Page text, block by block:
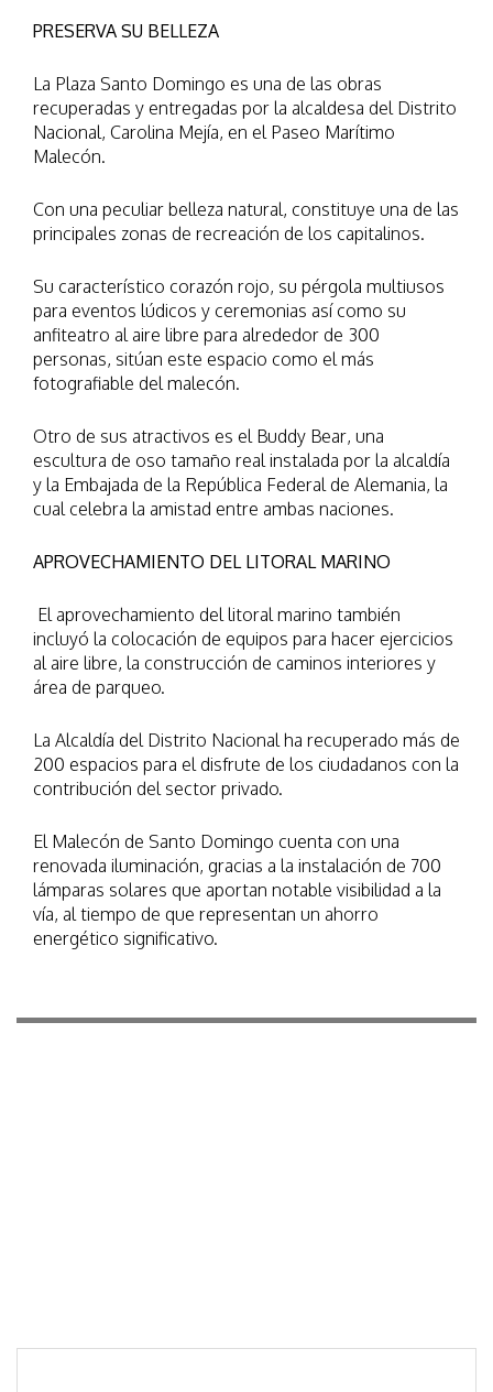
PRESERVA SU BELLEZA
La Plaza Santo Domingo es una de las obras
recuperadas y entregadas por la alcaldesa del Distrito
Nacional, Carolina Mejía, en el Paseo Marítimo
Malecón.
Con una peculiar belleza natural, constituye una de las
principales zonas de recreación de los capitalinos.
Su característico corazón rojo, su pérgola multiusos
para eventos lúdicos y ceremonias así como su
anfiteatro al aire libre para alrededor de 300
personas, sitúan este espacio como el más
fotografiable del malecón.
Otro de sus atractivos es el Buddy Bear, una
escultura de oso tamaño real instalada por la alcaldía
y la Embajada de la República Federal de Alemania, la
cual celebra la amistad entre ambas naciones.
APROVECHAMIENTO DEL LITORAL MARINO
El aprovechamiento del litoral marino también
incluyó la colocación de equipos para hacer ejercicios
al aire libre, la construcción de caminos interiores y
área de parqueo.
La Alcaldía del Distrito Nacional ha recuperado más de
200 espacios para el disfrute de los ciudadanos con la
contribución del sector privado.
El Malecón de Santo Domingo cuenta con una
renovada iluminación, gracias a la instalación de 700
lámparas solares que aportan notable visibilidad a la
vía, al tiempo de que representan un ahorro
energético significativo.